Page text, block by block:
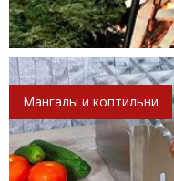
Мангалы и коптильни